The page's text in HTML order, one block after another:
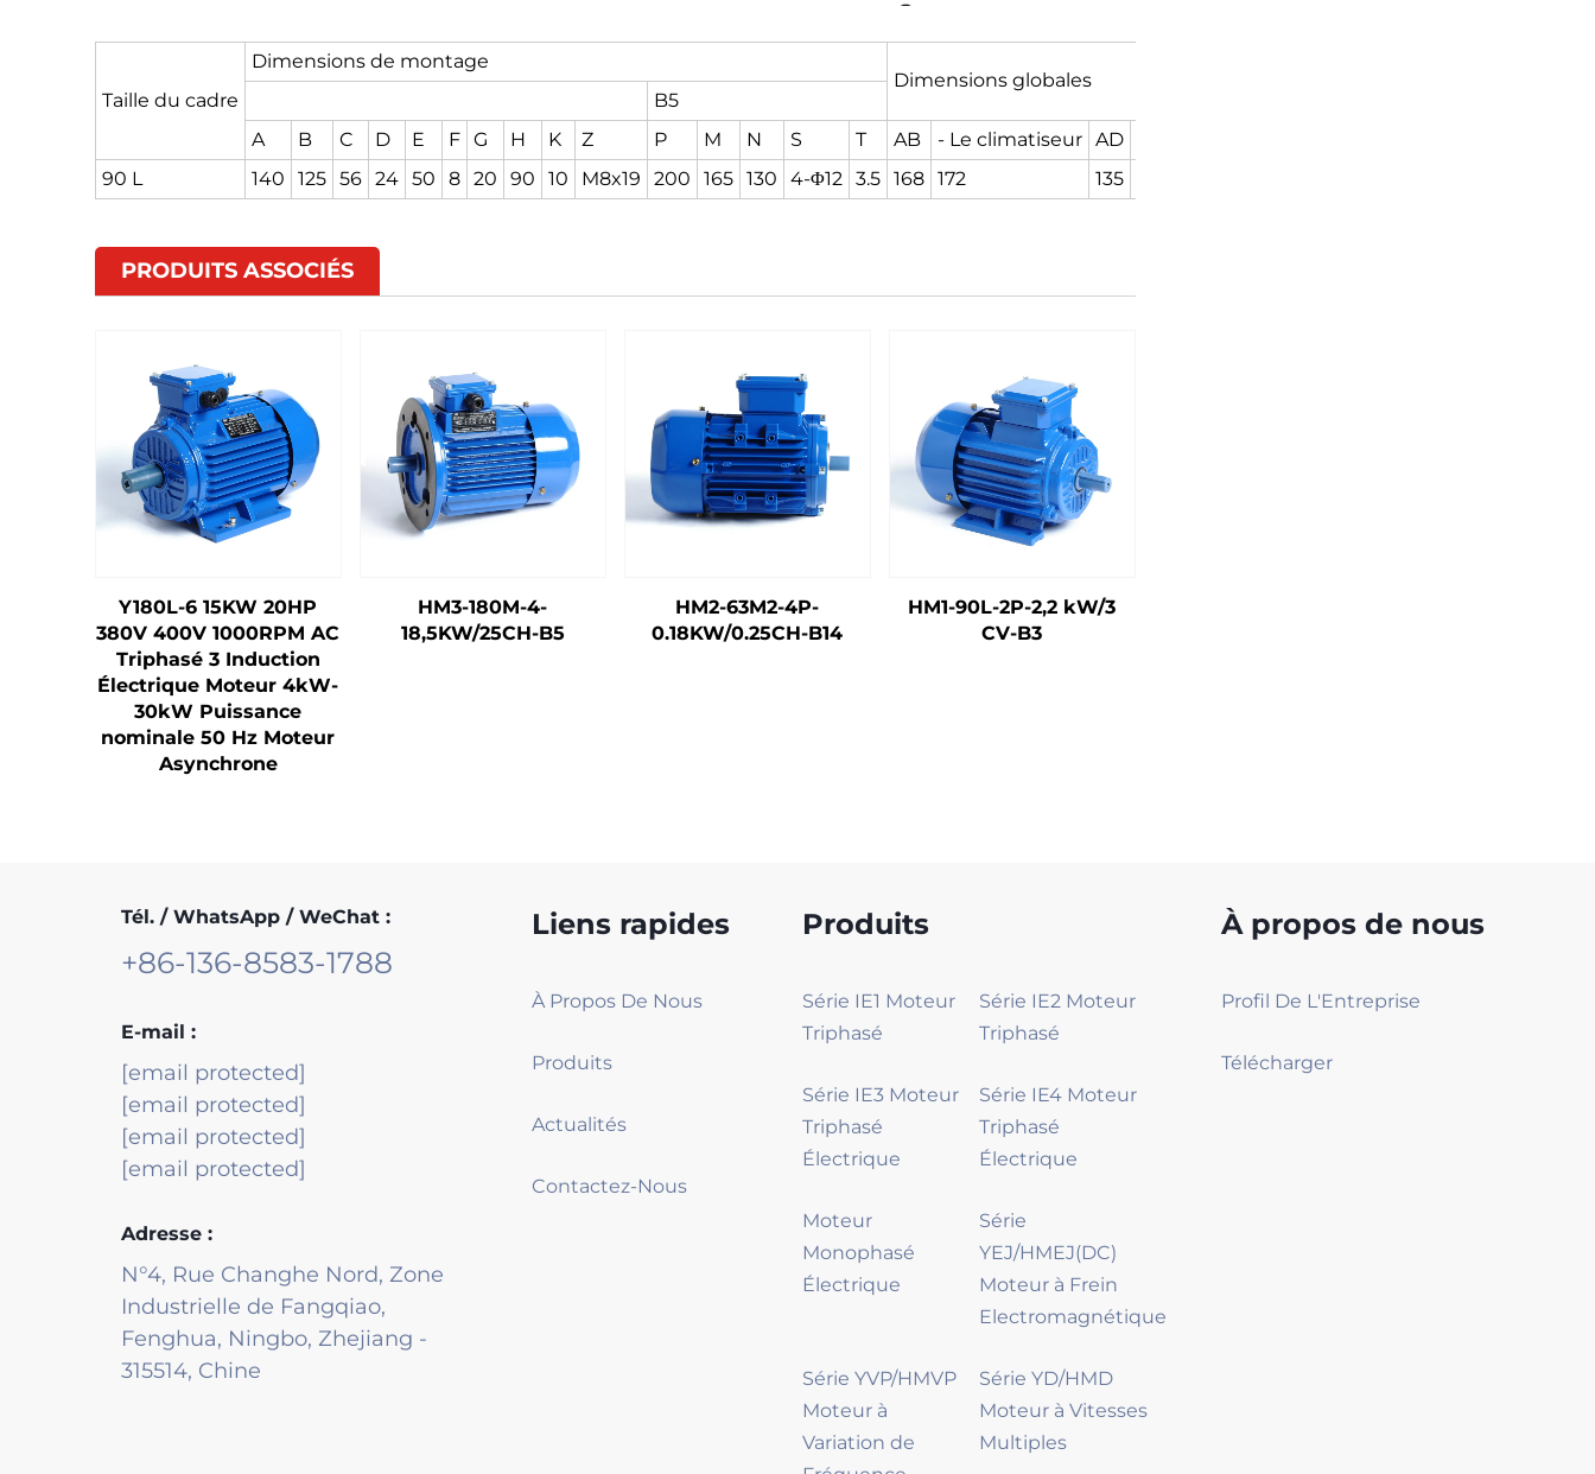
Taille du cadre
Dimensions de montage
Dimensions globales
B5
A
B C D E F G H K Z P M N S T AB - Le climatiseur AD
90 L
140 125 56 24 50 8 20 90 10 M8x19 200 165 130 4-Φ12 3.5 168 172 135
PRODUITS ASSOCIÉS
Y180L-6 15KW 20HP
380V 400V 1000RPM AC
Triphasé 3 Induction
Électrique Moteur 4kW-
30kW Puissance
nominale 50 Hz Moteur
Asynchrone
HM3-180M-4-
18,5KW/25CH-B5
HM2-63M2-4P-
0.18KW/0.25CH-B14
HM1-90L-2P-2,2 kW/3
CV-B3
Tél. / WhatsApp / WeChat :
+86-136-8583-1788
E-mail :
[email protected]
[email protected]
[email protected]
[email protected]
Adresse :
N°4, Rue Changhe Nord, Zone
Industrielle de Fangqiao,
Fenghua, Ningbo, Zhejiang -
315514, Chine
Liens rapides
À Propos De Nous
Produits
Actualités
Contactez-Nous
Produits
Série IE1 Moteur
Triphasé
Série IE2 Moteur
Triphasé
Série IE3 Moteur
Triphasé
Électrique
Série IE4 Moteur
Triphasé
Électrique
Moteur
Monophasé
Électrique
Série
YEJ/HMEJ(DC)
Moteur à Frein
Electromagnétique
Série YVP/HMVP
Moteur à
Variation de
Série YD/HMD
Moteur à Vitesses
Multiples
À propos de nous
Profil De L'Entreprise
Télécharger